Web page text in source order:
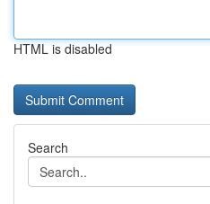
HTML is disabled
Search